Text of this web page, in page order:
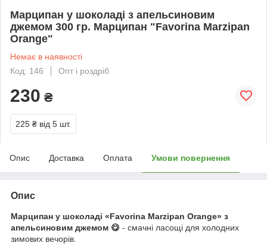
Марципан у шоколаді з апельсиновим
джемом 300 гр. Марципан "Favorina Marzipan
Orange"
Немає в наявності
Код: 146
Опт і роздріб
230 ₴
225 ₴ від 5 шт.
Опис Доставка Оплата Умови повернення
Опис
Марципан у шоколаді «Favorina Marzipan Orange» з
апельсиновим джемом 😋 - смачні ласощі для холодних
зимових вечорів.